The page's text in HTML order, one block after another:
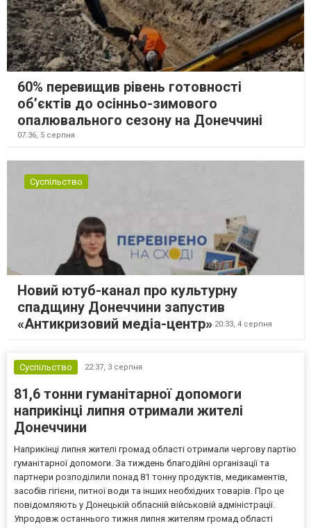
60% перевищив рівень готовності
об’єктів до осінньо-зимового
опалювального сезону на Донеччині
07:36, 5 серпня
Суспільство
Новий ютуб-канал про культурну
спадщину Донеччини запустив
«Антикризовий медіа-центр» 20:33, 4 серпня
Суспільство 22:37, 3 серпня
81,6 тонни гуманітарної допомоги
наприкінці липня отримали жителі
Донеччини
Наприкінці липня жителі громад області отримали чергову партію
гуманітарної допомоги. За тиждень благодійні організації та
партнери розподілили понад 81 тонну продуктів, медикаментів,
засобів гігієни, питної води та інших необхідних товарів. Про це
повідомляють у Донецькій обласній військовій адміністрації.
Упродовж останнього тижня липня жителям громад області